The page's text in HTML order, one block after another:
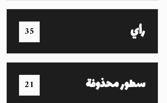
رأي 35
سطور محذوفة 21